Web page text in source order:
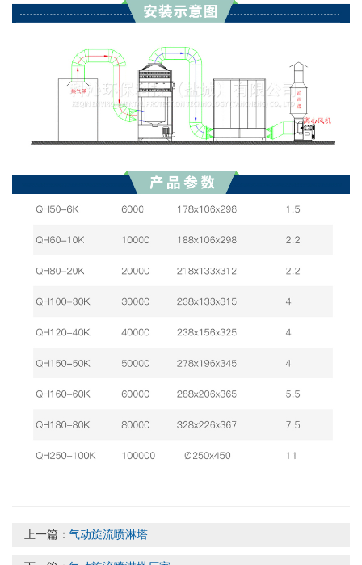
上一篇：气动旋流喷淋塔